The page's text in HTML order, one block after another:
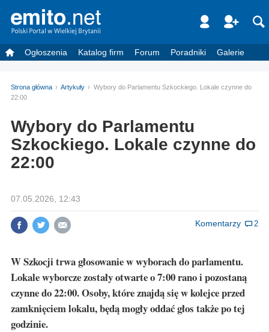
Ogłoszenia Katalog firm Forum Poradniki Galerie
Strona główna Artykuły
Wybory do Parlamentu Szkockiego. Lokale czynne do
22:00
Wybory do Parlamentu
Szkockiego. Lokale czynne do
22:00
07.05.2026, 12:43
Komentarzy 2
W Szkocji trwa głosowanie w wyborach do parlamentu.
Lokale wyborcze zostały otwarte o 7:00 rano i pozostaną
czynne do 22:00. Osoby, które znajdą się w kolejce przed
zamknięciem lokalu, będą mogły oddać głos także po tej
godzinie.